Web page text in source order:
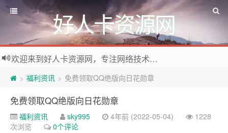
好人卡资源网
欢迎来到好人卡资源网，专注网络技术资源收集，我们不仅是网络资源的搬运工，也生产原创资源。寻找资源请留言或关注公众号:烈日下的男人
> 福利资讯 > 免费领取QQ绝版向日花勋章
免费领取QQ绝版向日花勋章
福利资讯 sky995 4年前 (2022-05-04)
1228
次浏览
0个评论